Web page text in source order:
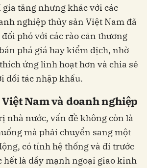
tăng nhưng khác với các
nghiệp thủy sản Việt Nam đã
phó với các rào cản thương
phá giá hay kiểm dịch, nhờ
ứng linh hoạt hơn và chia sẻ
đối tác nhập khẩu.
Nam và doanh nghiệp
nhà nước, vấn đề không còn là
mà phải chuyển sang một
có tính hệ thống và đi trước
hết là đẩy mạnh ngoại giao kinh